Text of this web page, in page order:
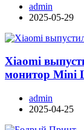
admin
2025-05-29
Xiaomi
монитор Mini
admin
2025-04-25